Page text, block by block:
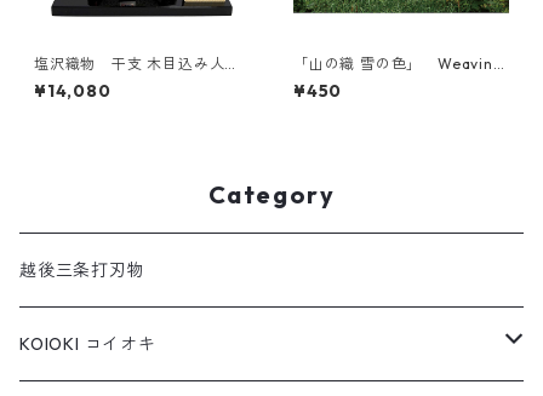
塩沢織物 干支 木目込み人形
巳
¥14,080
「山の織 雪の色」 Weaving
Mountain, Coloring Snow 展
示会パンフレット
¥450
Category
越後三条打刃物
KOIOKI コイオキ